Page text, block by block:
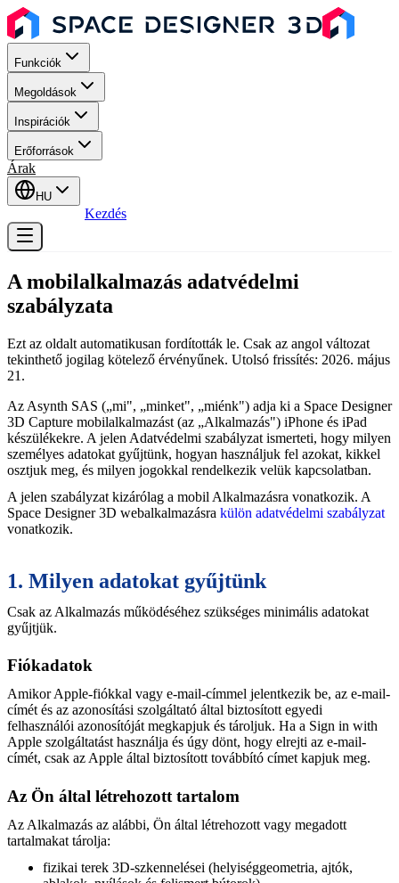
Funkciók
Megoldások
Inspirációk
Erőforrások
Árak
HU
Kezdés
A mobilalkalmazás adatvédelmi
szabályzata
Ezt az oldalt automatikusan fordították le. Csak az angol változat
tekinthető jogilag kötelező érvényűnek. Utolsó frissítés: 2026. május
21.
Az Asynth SAS („mi", „minket", „miénk") adja ki a Space Designer
3D Capture mobilalkalmazást (az „Alkalmazás") iPhone és iPad
készülékekre. A jelen Adatvédelmi szabályzat ismerteti, hogy milyen
személyes adatokat gyűjtünk, hogyan használjuk fel azokat, kikkel
osztjuk meg, és milyen jogokkal rendelkezik velük kapcsolatban.
A jelen szabályzat kizárólag a mobil Alkalmazásra vonatkozik. A
Space Designer 3D webalkalmazásra külön adatvédelmi szabályzat
vonatkozik.
1. Milyen adatokat gyűjtünk
Csak az Alkalmazás működéséhez szükséges minimális adatokat
gyűjtjük.
Fiókadatok
Amikor Apple-fiókkal vagy e-mail-címmel jelentkezik be, az e-mail-
címét és az azonosítási szolgáltató által biztosított egyedi
felhasználói azonosítóját megkapjuk és tároljuk. Ha a Sign in with
Apple szolgáltatást használja és úgy dönt, hogy elrejti az e-mail-
címét, csak az Apple által biztosított továbbító címet kapjuk meg.
Az Ön által létrehozott tartalom
Az Alkalmazás az alábbi, Ön által létrehozott vagy megadott
tartalmakat tárolja:
fizikai terek 3D-szkennelései (helyiséggeometria, ajtók,